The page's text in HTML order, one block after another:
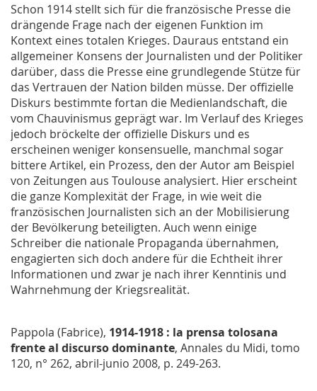
Schon 1914 stellt sich für die französische Presse die
drängende Frage nach der eigenen Funktion im
Kontext eines totalen Krieges. Dauraus entstand ein
allgemeiner Konsens der Journalisten und der Politiker
darüber, dass die Presse eine grundlegende Stütze für
das Vertrauen der Nation bilden müsse. Der offizielle
Diskurs bestimmte fortan die Medienlandschaft, die
vom Chauvinismus geprägt war. Im Verlauf des Krieges
jedoch bröckelte der offizielle Diskurs und es
erscheinen weniger konsensuelle, manchmal sogar
bittere Artikel, ein Prozess, den der Autor am Beispiel
von Zeitungen aus Toulouse analysiert. Hier erscheint
die ganze Komplexität der Frage, in wie weit die
französischen Journalisten sich an der Mobilisierung
der Bevölkerung beteiligten. Auch wenn einige
Schreiber die nationale Propaganda übernahmen,
engagierten sich doch andere für die Echtheit ihrer
Informationen und zwar je nach ihrer Kenntinis und
Wahrnehmung der Kriegsrealität.
Pappola (Fabrice), 1914-1918 : la prensa tolosana
frente al discurso dominante, Annales du Midi, tomo
120, n° 262, abril-junio 2008, p. 249-263.